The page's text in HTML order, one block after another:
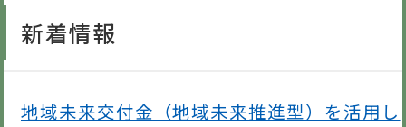
新着情報
地域未来交付金（地域未来推進型）を活用し